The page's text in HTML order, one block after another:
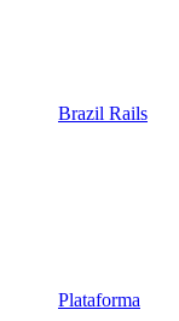
Brazil Rails
Plataforma